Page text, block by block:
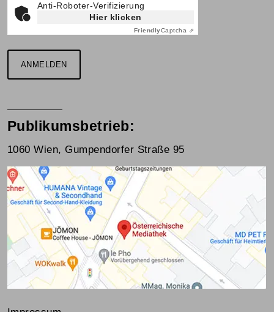
Anti-Roboter-Verifizierung
Hier klicken
FriendlyCaptcha ⇗
ANMELDEN
Publikumsbetrieb:
1060 Wien, Gumpendorfer Straße 95